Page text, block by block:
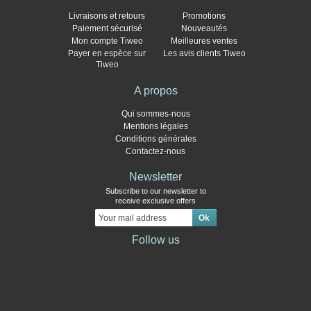
Livraisons et retours
Paiement sécurisé
Mon compte Tiweo
Payer en espèce sur
Tiweo
Promotions
Nouveautés
Meilleures ventes
Les avis clients Tiweo
A propos
Qui sommes-nous
Mentions légales
Conditions générales
Contactez-nous
Newsletter
Subscribe to our newsletter to
receive exclusive offers
Follow us